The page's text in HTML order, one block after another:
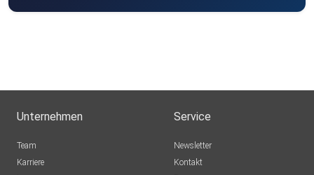
Unternehmen
Team
Karriere
Service
Newsletter
Kontakt